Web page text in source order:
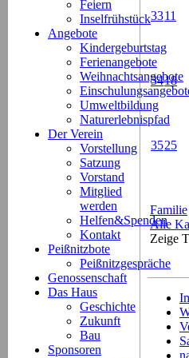
Feiern
Inselfrühstück
Angebote
Kindergeburtstag
Ferienangebote
Weihnachtsangebote
Umweltbildung
Naturerlebnispfad
Der Verein
Vorstellung
Satzung
Vorstand
Mitglied
werden
Helfen&Spenden
Kontakt
Peißnitzbote
Peißnitzgespräche
Genossenschaft
Das Haus
Geschichte
Zukunft
Bau
Sponsoren
3311
3418
3525
Familie
Alle
Zeige